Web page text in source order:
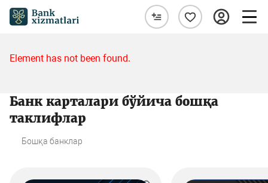
Element has not been found.
Банк карталари бўйича бошқа
таклифлар
Бошқа банклар